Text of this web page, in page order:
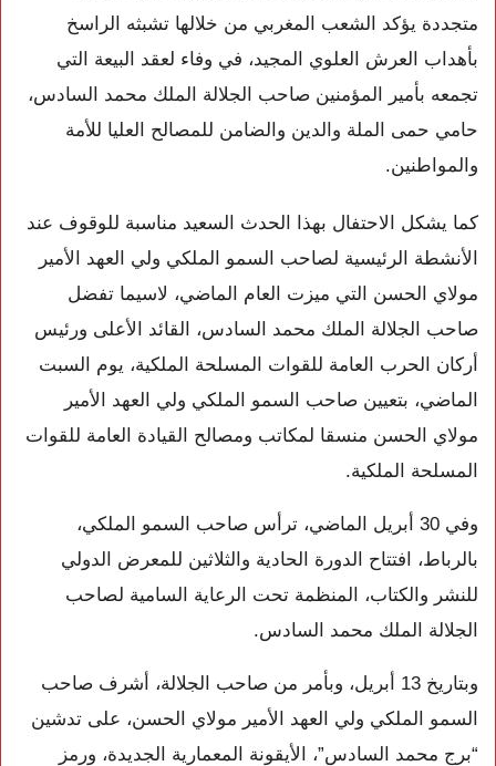
متجددة يؤكد الشعب المغربي من خلالها تشبثه الراسخ
بأهداب العرش العلوي المجيد، في وفاء لعقد البيعة التي
تجمعه بأمير المؤمنين صاحب الجلالة الملك محمد السادس،
حامي حمى الملة والدين والضامن للمصالح العليا للأمة
والمواطنين.
كما يشكل الاحتفال بهذا الحدث السعيد مناسبة للوقوف عند
الأنشطة الرئيسية لصاحب السمو الملكي ولي العهد الأمير
مولاي الحسن التي ميزت العام الماضي، لاسيما تفضل
صاحب الجلالة الملك محمد السادس، القائد الأعلى ورئيس
أركان الحرب العامة للقوات المسلحة الملكية، يوم السبت
الماضي، بتعيين صاحب السمو الملكي ولي العهد الأمير
مولاي الحسن منسقا لمكاتب ومصالح القيادة العامة للقوات
المسلحة الملكية.
وفي 30 أبريل الماضي، ترأس صاحب السمو الملكي،
بالرباط، افتتاح الدورة الحادية والثلاثين للمعرض الدولي
للنشر والكتاب، المنظمة تحت الرعاية السامية لصاحب
الجلالة الملك محمد السادس.
وبتاريخ 13 أبريل، وبأمر من صاحب الجلالة، أشرف صاحب
السمو الملكي ولي العهد الأمير مولاي الحسن، على تدشين
“برج محمد السادس”، الأيقونة المعمارية الجديدة، ورمز